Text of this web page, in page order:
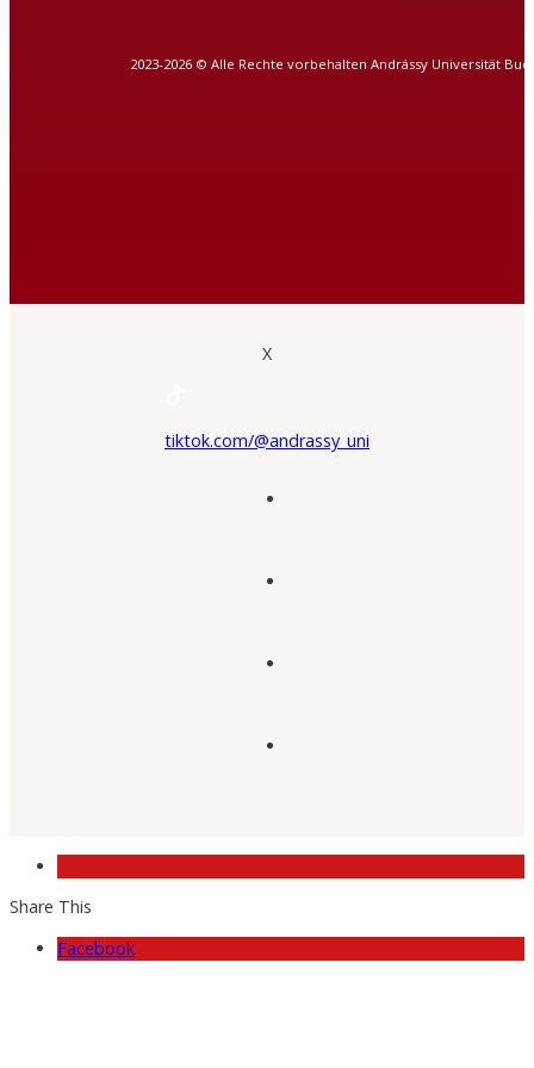
2023-2026 © Alle Rechte vorbehalten Andrássy Universität
X
tiktok.com/@andrassy_uni
Share This
Facebook